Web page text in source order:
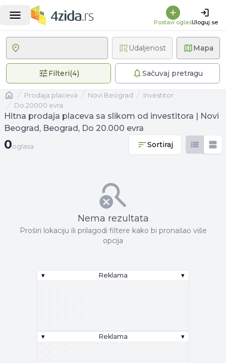
Postavi oglasUloguj se
Mapa
Filteri(4)4 primenjena filteraSačuvaj pretragu
Udaljenost
Naslovnaprodaja placeva Novi Beograd
investitor
Do 20000 evra
Hitna prodaja placeva sa slikom od investitora | Novi
Beograd, Beograd, Do 20.000 evra
0 oglasa
0oglasa Sortiraj
Nema rezultata
Proširi lokaciju ili prilagodi filtere kako bi pronašao više
opcija
▾ Reklama ▾
▾ Reklama ▾